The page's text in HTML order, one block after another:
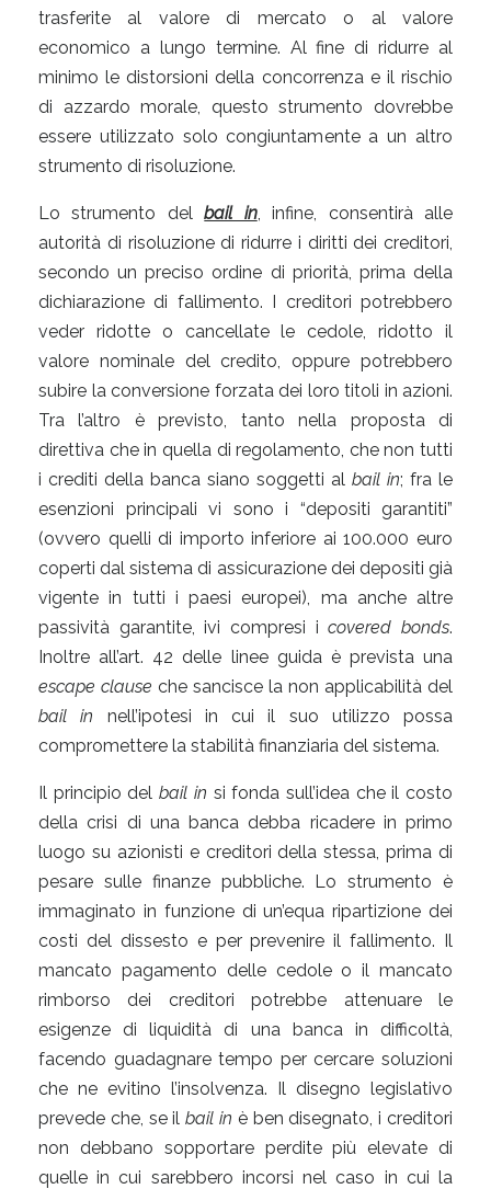
trasferite al valore di mercato o al valore
economico a lungo termine. Al fine di ridurre al
minimo le distorsioni della concorrenza e il rischio
di azzardo morale, questo strumento dovrebbe
essere utilizzato solo congiuntamente a un altro
strumento di risoluzione.
Lo strumento delbail in, infine, consentirà alle
autorità di risoluzione di ridurre i diritti dei creditori,
secondo un preciso ordine di priorità, prima della
dichiarazione di fallimento. I creditori potrebbero
veder ridotte o cancellate le cedole, ridotto il
valore nominale del credito, oppure potrebbero
subire la conversione forzata dei loro titoli in azioni.
Tra l’altro è previsto, tanto nella proposta di
direttiva che in quella di regolamento, che non tutti
i crediti della banca siano soggetti al bail in; fra le
esenzioni principali vi sono i “depositi garantiti”
(ovvero quelli di importo inferiore ai 100.000 euro
coperti dal sistema di assicurazione dei depositi già
vigente in tutti i paesi europei), ma anche altre
passività garantite, ivi compresi icovered bonds.
Inoltre all’art. 42 delle linee guida è prevista una
escape clause che sancisce la non applicabilità del
bail in nell’ipotesi in cui il suo utilizzo possa
compromettere la stabilità finanziaria del sistema.
Il principio delbail in si fonda sull’idea che il costo
della crisi di una banca debba ricadere in primo
luogo su azionisti e creditori della stessa, prima di
pesare sulle finanze pubbliche. Lo strumento è
immaginato in funzione di un’equa ripartizione dei
costi del dissesto e per prevenire il fallimento. Il
mancato pagamento delle cedole o il mancato
rimborso dei creditori potrebbe attenuare le
esigenze di liquidità di una banca in difficoltà,
facendo guadagnare tempo per cercare soluzioni
che ne evitino l’insolvenza. Il disegno legislativo
prevede che, se il bail in è ben disegnato, i creditori
non debbano sopportare perdite più elevate di
quelle in cui sarebbero incorsi nel caso in cui la